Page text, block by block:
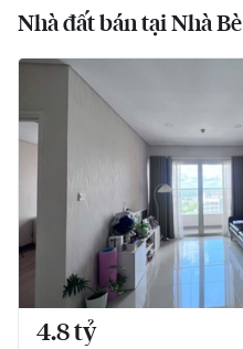
Nhà đất bán tại Nhà Bè
4.8 tỷ